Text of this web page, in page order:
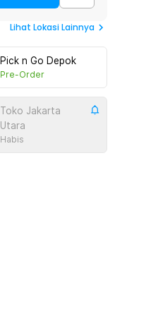
Lihat Lokasi Lainnya
Pick n Go Depok
Pre-Order
Toko Jakarta
Utara
Habis